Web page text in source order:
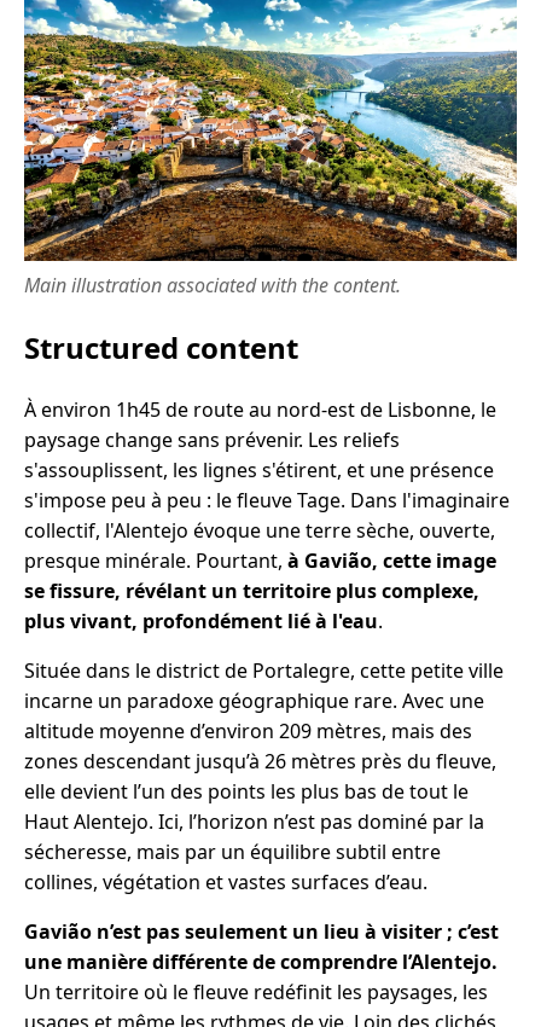
Main illustration associated with the content.
Structured content
À environ 1h45 de route au nord-est de Lisbonne, le
paysage change sans prévenir. Les reliefs
s'assouplissent, les lignes s'étirent, et une présence
s'impose peu à peu : le fleuve Tage. Dans l'imaginaire
collectif, l'Alentejo évoque une terre sèche, ouverte,
presque minérale. Pourtant, à Gavião, cette image
se fissure, révélant un territoire plus complexe,
plus vivant, profondément lié à l'eau.
Située dans le district de Portalegre, cette petite ville
incarne un paradoxe géographique rare. Avec une
altitude moyenne d’environ 209 mètres, mais des
zones descendant jusqu’à 26 mètres près du fleuve,
elle devient l’un des points les plus bas de tout le
Haut Alentejo. Ici, l’horizon n’est pas dominé par la
sécheresse, mais par un équilibre subtil entre
collines, végétation et vastes surfaces d’eau.
Gavião n’est pas seulement un lieu à visiter ; c’est
une manière différente de comprendre l’Alentejo.
Un territoire où le fleuve redéfinit les paysages, les
usages et même les rythmes de vie. Loin des clichés,